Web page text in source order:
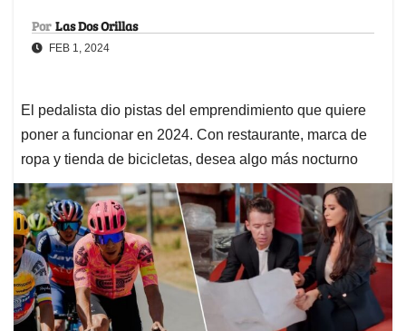
Por Las Dos Orillas
FEB 1, 2024
El pedalista dio pistas del emprendimiento que quiere
poner a funcionar en 2024. Con restaurante, marca de
ropa y tienda de bicicletas, desea algo más nocturno